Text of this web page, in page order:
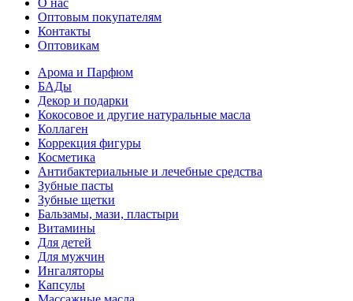
О нас
Оптовым покупателям
Контакты
Оптовикам
Арома и Парфюм
БАДы
Декор и подарки
Кокосовое и другие натуральные масла
Коллаген
Коррекция фигуры
Косметика
Антибактериальные и лечебные средства
Зубные пасты
Зубные щетки
Бальзамы, мази, пластыри
Витамины
Для детей
Для мужчин
Ингаляторы
Капсулы